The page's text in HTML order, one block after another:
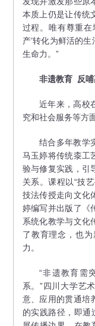
本质上仍是让传统
过程。唯有尊重在
产’转化为鲜活的
生命力。”
非遗教育 反
近年来，高校在
究和社会服务等方
结合多年教学实
马玉婷将传统桼工
验与修复实践，引
关系。课程以“技
技法传授走向文化
婷编写并出版了《
系统化教学与文化
了教育理念，也
力。
“非遗教育需突
系。”四川大学艺
意、应用的贯通培
的实践路径，即通